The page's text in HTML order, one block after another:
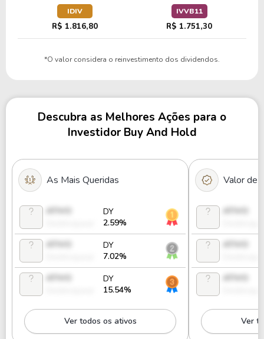
IDIV
R$ 1.816,80
IVVB11
R$ 1.751,30
*O valor considera o reinvestimento dos dividendos.
Descubra as Melhores Ações para o
Investidor Buy And Hold
As Mais Queridas
DY
2.59%
DY
7.02%
DY
15.54%
Ver todos os ativos
Valor de
Ver